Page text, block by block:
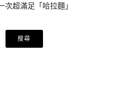
超滿足「哈拉麵」